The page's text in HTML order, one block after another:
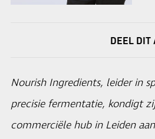
DEEL DIT
Nourish Ingredients, leider in
precisie fermentatie, kondigt
commerciële hub in Leiden